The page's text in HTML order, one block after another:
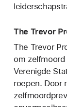
The Trevor
The Trevor
om
Verenigde
roepen. Door